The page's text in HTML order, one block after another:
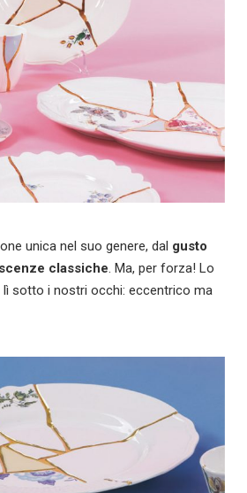
unica nel suo genere, dal gusto
classiche. Ma, per forza! Lo
lì sotto i nostri occhi: eccentrico ma